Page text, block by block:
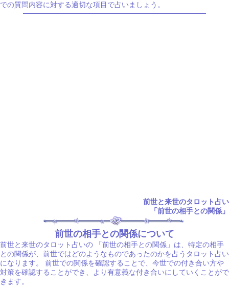
での質問内容に対する適切な項目で占いましょう。
前世と来世のタロット占い
「前世の相手との関係」
前世の相手との関係について
前世と来世のタロット占いの 「前世の相手との関係」は、特定の相手
との関係が、前世ではどのようなものであったのかを占うタロット占い
になります。 前世での関係を確認することで、今世での付き合い方や
対策を確認することができ、より有意義な付き合いにしていくことがで
きます。